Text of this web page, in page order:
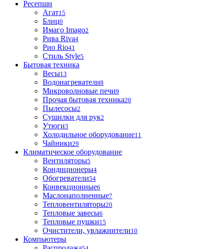
Ресепшн
Агат15
Блиц0
Имаго Imago2
Рива Riva4
Рио Rio41
Стиль Style5
Бытовая техника
Весы13
Водонагреватели8
Микроволновые печи9
Прочая бытовая техника20
Пылесосы2
Сушилки для рук2
Утюги3
Холодильное оборудование11
Чайники29
Климатическое оборудование
Вентиляторы5
Кондиционеры4
Обогреватели54
Конвекционные6
Маслонаполненные7
Тепловентиляторы20
Тепловые завесы6
Тепловые пушки15
Очистители, увлажнители10
Компьютеры